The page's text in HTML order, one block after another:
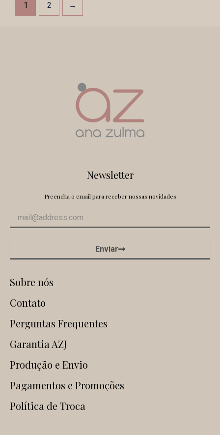
1 2 →
Newsletter
Preencha o email para receber nossas novidades
Enviar
Sobre nós
Contato
Perguntas Frequentes
Garantia AZJ
Produção e Envio
Pagamentos e Promoções
Política de Troca